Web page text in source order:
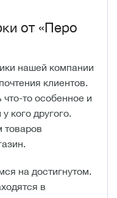
от «Перо
нашей компании
клиентов.
то особенное и
кого другого.
товаров
на достигнутом.
в